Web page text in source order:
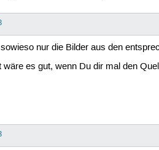
nur die Bilder aus den
es gut, wenn Du dir mal den